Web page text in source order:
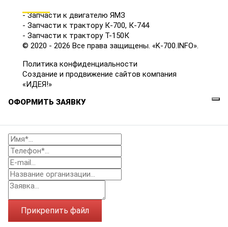
- Запчасти к двигателю ЯМЗ
- Запчасти к трактору К-700, К-744
- Запчасти к трактору Т-150К
© 2020 - 2026 Все права защищены. «K-700.INFO».
Политика конфиденциальности
Создание и продвижение сайтов компания
«ИДЕЯ!»
ОФОРМИТЬ ЗАЯВКУ
Прикрепить файл